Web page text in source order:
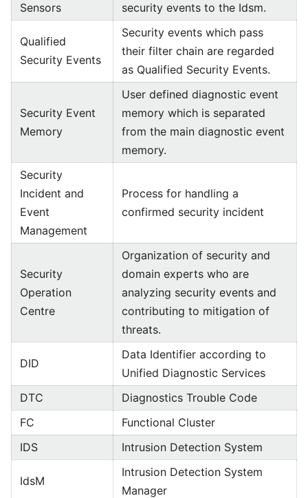
Sensors
security events to the Idsm.
Qualified
Security Events
Security events which pass
their filter chain are regarded
as Qualified Security Events.
Security Event
Memory
User defined diagnostic event
memory which is separated
from the main diagnostic event
memory.
Security
Incident and
Event
Management
Process for handling a
confirmed security incident
Security
Operation
Centre
Organization of security and
domain experts who are
analyzing security events and
contributing to mitigation of
threats.
DID
Data Identifier according to
Unified Diagnostic Services
DTC
Diagnostics Trouble Code
FC
Functional Cluster
IDS
Intrusion Detection System
IdsM
Intrusion Detection System
Manager